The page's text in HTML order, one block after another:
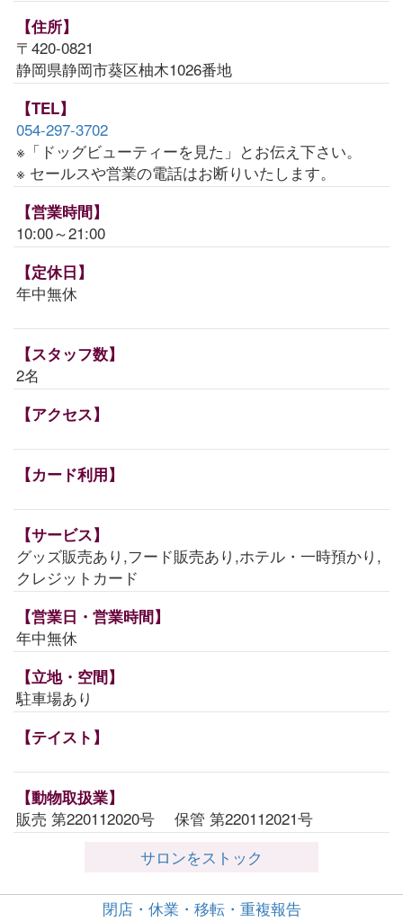
【住所】
〒420-0821
静岡県静岡市葵区柚木1026番地
【TEL】
054-297-3702
※「ドッグビューティーを見た」とお伝え下さい。
※ セールスや営業の電話はお断りいたします。
【営業時間】
10:00～21:00
【定休日】
年中無休
【スタッフ数】
2名
【アクセス】
【カード利用】
【サービス】
グッズ販売あり,フード販売あり,ホテル・一時預かり,
クレジットカード
【営業日・営業時間】
年中無休
【立地・空間】
駐車場あり
【テイスト】
【動物取扱業】
販売 第220112020号 保管 第220112021号
サロンをストック
閉店・休業・移転・重複報告